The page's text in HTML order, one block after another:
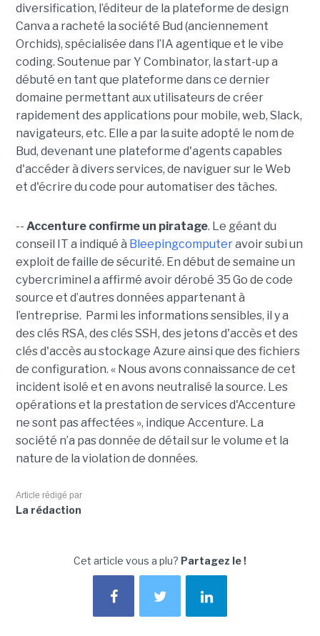
diversification, l’éditeur de la plateforme de design
Canva a racheté la société Bud (anciennement
Orchids), spécialisée dans l’IA agentique et le vibe
coding. Soutenue par Y Combinator, la start-up a
débuté en tant que plateforme dans ce dernier
domaine permettant aux utilisateurs de créer
rapidement des applications pour mobile, web, Slack,
navigateurs, etc. Elle a par la suite adopté le nom de
Bud, devenant une plateforme d'agents capables
d'accéder à divers services, de naviguer sur le Web
et d'écrire du code pour automatiser des tâches.
-- Accenture confirme un piratage. Le géant du
conseil IT a indiqué à Bleepingcomputeravoir subi un
exploit de faille de sécurité. En début de semaine un
cybercriminel a affirmé avoir dérobé 35 Go de code
source et d’autres données appartenant à
l’entreprise. Parmi les informations sensibles, il y a
des clés RSA, des clés SSH, des jetons d'accès et des
clés d'accès au stockage Azure ainsi que des fichiers
de configuration. « Nous avons connaissance de cet
incident isolé et en avons neutralisé la source. Les
opérations et la prestation de services d'Accenture
ne sont pas affectées », indique Accenture. La
société n’a pas donnée de détail sur le volume et la
nature de la violation de données.
Article rédigé par
La rédaction
Cet article vous a plu? Partagez le !